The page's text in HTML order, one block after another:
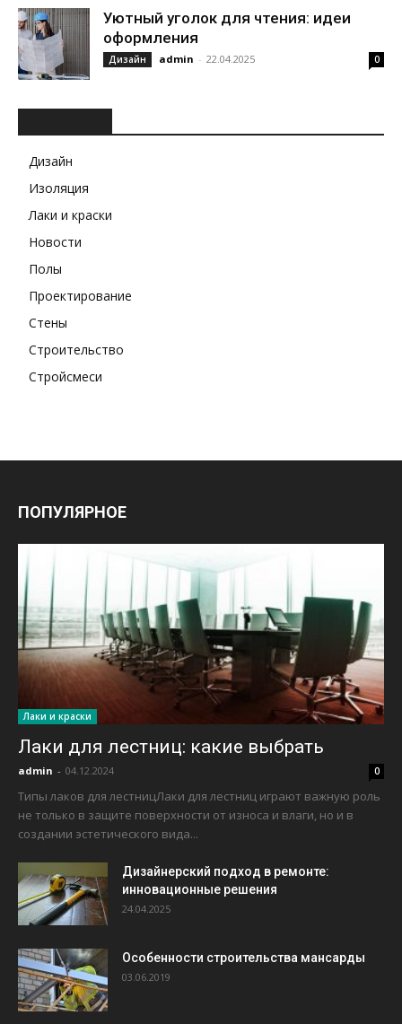
Уютный уголок для чтения: идеи
оформления
Дизайн admin - 22.04.2025 0
Дизайн
Изоляция
Лаки и краски
Новости
Полы
Проектирование
Стены
Строительство
Стройсмеси
ПОПУЛЯРНОЕ
Лаки и краски
Лаки для лестниц: какие выбрать
admin - 04.12.2024 0
Типы лаков для лестницЛаки для лестниц играют важную роль
не только в защите поверхности от износа и влаги, но и в
создании эстетического вида...
Дизайнерский подход в ремонте:
инновационные решения
24.04.2025
Особенности строительства мансарды
03.06.2019